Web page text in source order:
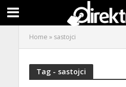
Home » sastojci
Tag - sastojci